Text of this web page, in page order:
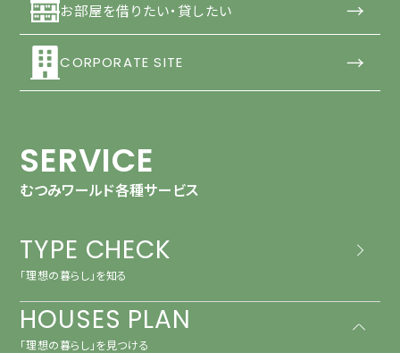
お部屋を借りたい・貸したい →
CORPORATE SITE →
SERVICE
むつみワールド各種サービス
TYPE CHECK
「理想の暮らし」を知る
HOUSES PLAN
「理想の暮らし」を見つける